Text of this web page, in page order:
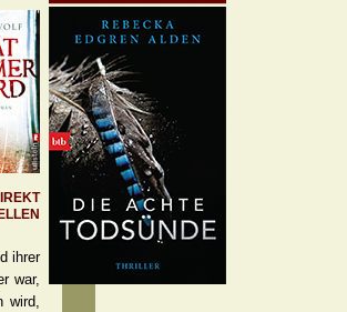
ihrer
war,
wird,